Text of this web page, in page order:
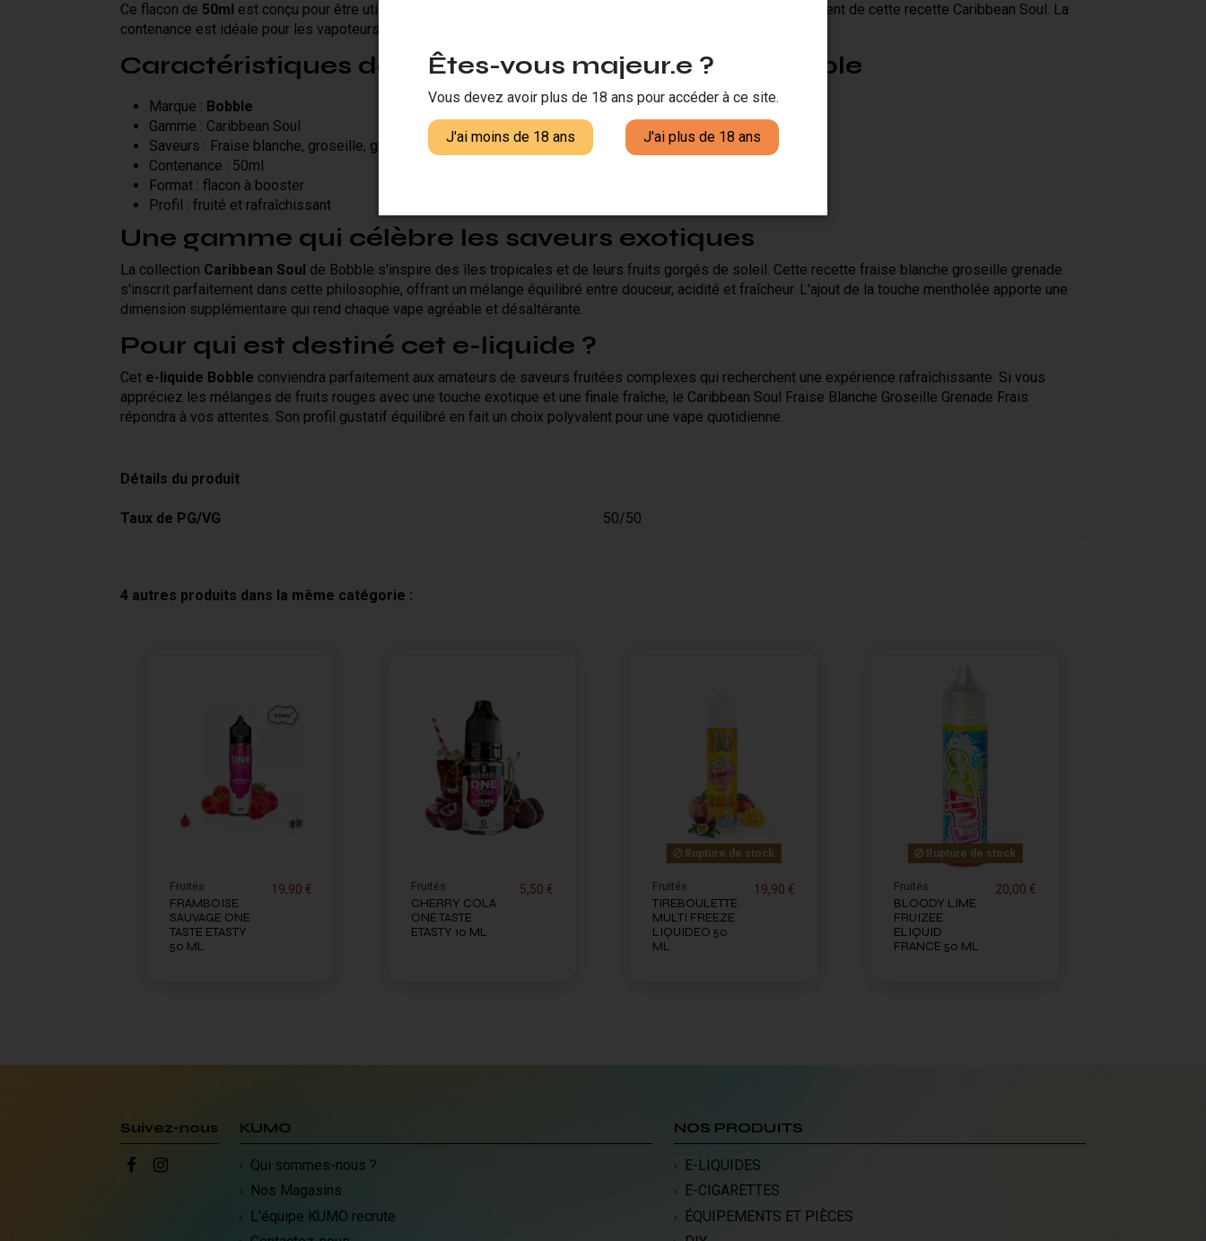
Ce flacon de 50ml est conçu pour être utilisé en format boosté. Son format généreux permet de profiter longuement de cette recette Caribbean Soul. La
contenance est idéale pour les vapoteurs réguliers qui apprécient les saveurs fruitées et fraîches au quotidien.
Caractéristiques de l'e-liquide Caribbean Soul Bobble
Marque : Bobble
Gamme : Caribbean Soul
Saveurs : Fraise blanche, groseille, grenade, frais
Contenance : 50ml
Format : flacon à booster
Profil : fruité et rafraîchissant
Une gamme qui célèbre les saveurs exotiques
La collection Caribbean Soul de Bobble s'inspire des îles tropicales et de leurs fruits gorgés de soleil. Cette recette fraise blanche groseille grenade
s'inscrit parfaitement dans cette philosophie, offrant un mélange équilibré entre douceur, acidité et fraîcheur. L'ajout de la touche mentholée apporte une
dimension supplémentaire qui rend chaque vape agréable et désaltérante.
Pour qui est destiné cet e-liquide ?
Cet e-liquide Bobble conviendra parfaitement aux amateurs de saveurs fruitées complexes qui recherchent une expérience rafraîchissante. Si vous
appréciez les mélanges de fruits rouges avec une touche exotique et une finale fraîche, le Caribbean Soul Fraise Blanche Groseille Grenade Frais
répondra à vos attentes. Son profil gustatif équilibré en fait un choix polyvalent pour une vape quotidienne.
Détails du produit
Taux de PG/VG 50/50
4 autres produits dans la même catégorie :
Fruités
FRAMBOISE
SAUVAGE ONE
TASTE ETASTY
50 ML
19,90 € Fruités
CHERRY COLA
ONE TASTE
ETASTY 10 ML
5,50 €
Rupture de stock
Fruités
TIREBOULETTE
MULTI FREEZE
LIQUIDEO 50
ML
19,90 €
Rupture de stock
Fruités
BLOODY LIME
FRUIZEE
ELIQUID
FRANCE 50 ML
20,00 €
Suivez-nous KUMO
Qui sommes-nous ?
Nos Magasins
L'équipe KUMO recrute
NOS PRODUITS
E-LIQUIDES
E-CIGARETTES
ÉQUIPEMENTS ET PIÈCES
Êtes-vous majeur.e ?
Vous devez avoir plus de 18 ans pour accéder à ce site.
J'ai moins de 18 ans J'ai plus de 18 ans